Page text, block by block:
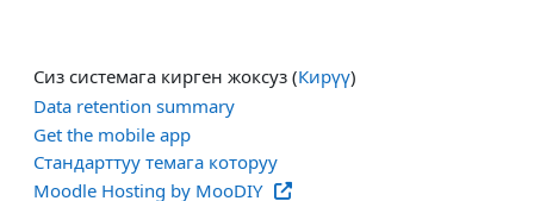
Сиз системага кирген жоксуз (Кирүү)
Data retention summary
Get the mobile app
Стандарттуу темага которуу
Moodle Hosting by MooDIY